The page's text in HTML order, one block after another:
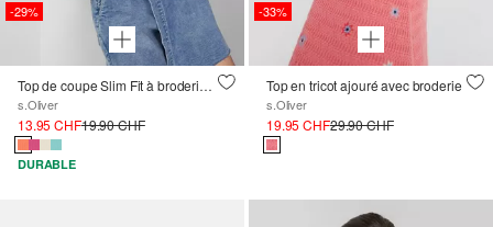
-29%
Top de coupe Slim Fit à broderie, en matière côtelée
s.Oliver
13.95 CHF19.90 CHF
DURABLE
-33%
Top en tricot ajouré avec broderie
s.Oliver
19.95 CHF29.90 CHF